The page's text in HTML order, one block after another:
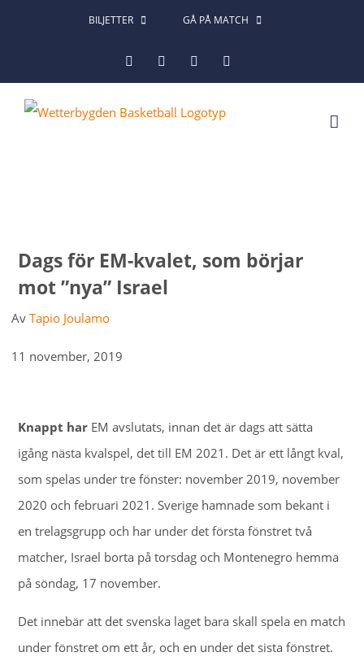
BILJETTER GÅ PÅ MATCH
FacebookInstagram
Dags för EM-kvalet, som börjar
mot ”nya” Israel
AvTapio Joulamo
11 november, 2019
Knappt har EM avslutats, innan det är dags att sätta
igång nästa kvalspel, det till EM 2021. Det är ett långt kval,
som spelas under tre fönster: november 2019, november
2020 och februari 2021. Sverige hamnade som bekant i
en trelagsgrupp och har under det första fönstret två
matcher, Israel borta på torsdag och Montenegro hemma
på söndag, 17 november.
Det innebär att det svenska laget bara skall spela en match
under fönstret om ett år, och en under det sista fönstret.